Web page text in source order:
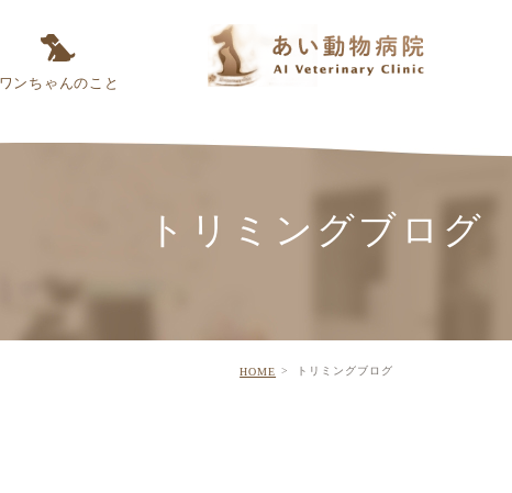
ワンちゃんのこと
トリミングブログ
HOME トリミングブログ